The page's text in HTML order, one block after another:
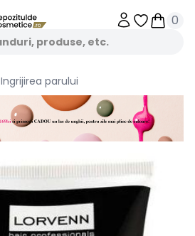
Obiecte
0
Ingrijirea parului